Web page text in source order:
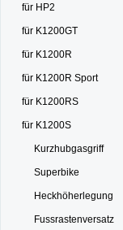
für HP2
für K1200GT
für K1200R
für K1200R Sport
für K1200RS
für K1200S
Kurzhubgasgriff
Superbike
Heckhöherlegung
Fussrastenversatz